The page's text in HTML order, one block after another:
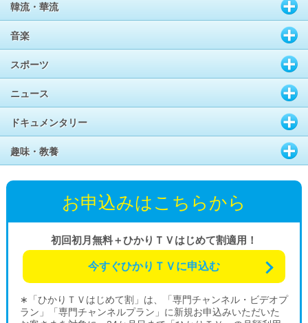
韓流・華流
音楽
スポーツ
ニュース
ドキュメンタリー
趣味・教養
お申込みはこちらから
初回初月無料＋ひかりＴＶはじめて割適用！
今すぐひかりＴＶに申込む
∗「ひかりＴＶはじめて割」は、「専門チャンネル・ビデオプ
ラン」「専門チャンネルプラン」に新規お申込みいただいた